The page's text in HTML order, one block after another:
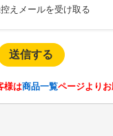
えメールを受け取る
様は商品一覧ページより